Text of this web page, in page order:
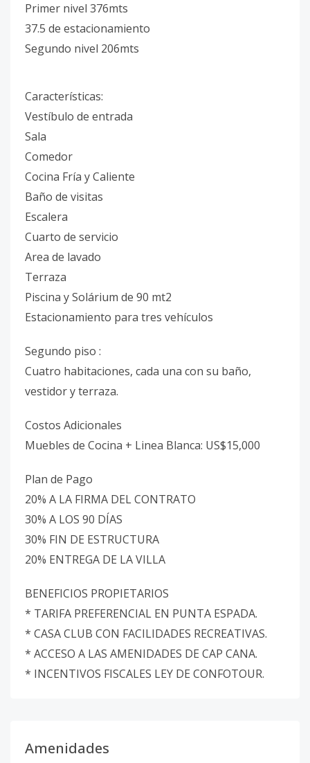
Primer nivel 376mts
37.5 de estacionamiento
Segundo nivel 206mts
Características:
Vestíbulo de entrada
Sala
Comedor
Cocina Fría y Caliente
Baño de visitas
Escalera
Cuarto de servicio
Area de lavado
Terraza
Piscina y Solárium de 90 mt2
Estacionamiento para tres vehículos
Segundo piso :
Cuatro habitaciones, cada una con su baño,
vestidor y terraza.
Costos Adicionales
Muebles de Cocina + Linea Blanca: US$15,000
Plan de Pago
20% A LA FIRMA DEL CONTRATO
30% A LOS 90 DÍAS
30% FIN DE ESTRUCTURA
20% ENTREGA DE LA VILLA
BENEFICIOS PROPIETARIOS
* TARIFA PREFERENCIAL EN PUNTA ESPADA.
* CASA CLUB CON FACILIDADES RECREATIVAS.
* ACCESO A LAS AMENIDADES DE CAP CANA.
* INCENTIVOS FISCALES LEY DE CONFOTOUR.
Amenidades